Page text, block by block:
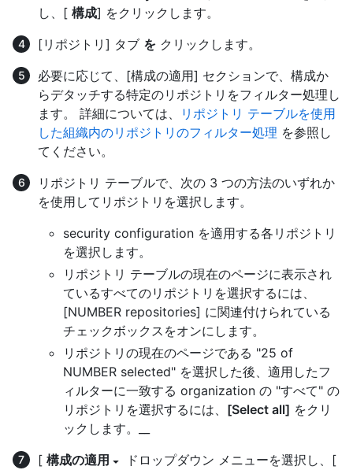
し、[ 構成] をクリックします。
[リポジトリ] タブ を クリックします。
必要に応じて、[構成の適用] セクションで、構成か
らデタッチする特定のリポジトリをフィルター処理し
ます。 詳細については、
リポジトリ テーブルを使用
した組織内のリポジトリのフィルター処理 を参照し
てください。
リポジトリ テーブルで、次の 3 つの方法のいずれか
を使用してリポジトリを選択します。
security configuration を適用する各リポジトリ
を選択します。
リポジトリ テーブルの現在のページに表示され
ているすべてのリポジトリを選択するには、
[NUMBER repositories] に関連付けられている
チェックボックスをオンにします。
リポジトリの現在のページである "25 of
NUMBER selected" を選択した後、適用したフ
ィルターに一致する organization の "すべて" の
リポジトリを選択するには、 [Select all] をクリ
ックします。__
[ 構成の適用
ドロップダウン メニューを選択し、[